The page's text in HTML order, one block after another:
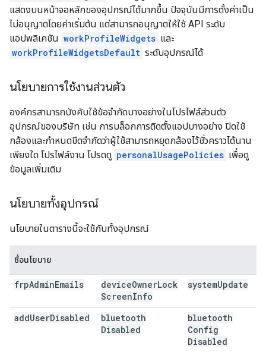
แสดงบนหน้าจอหลักของอุปกรณ์ได้มากขึ้น ปัจจุบันมีการตั้งค่าเป็น
ไม่อนุญาตโดยค่าเริ่มต้น แต่สามารถอนุญาตให้ใช้ API ระดับ
แอปพลิเคชัน workProfileWidgets และ
workProfileWidgetsDefault ระดับอุปกรณ์ได้
นโยบายการใช้งานส่วนตัว
องค์กรสามารถบังคับใช้ข้อจำกัดบางอย่างในโปรไฟล์ส่วนตัว
อุปกรณ์ของบริษัท เช่น การบล็อกการติดตั้งแอปบางอย่าง ปิดใช้
กล้องและกำหนดขีดจำกัดว่าผู้ใช้สามารถหยุดกล้องไว้ชั่วคราวได้นาน
เพียงใด โปรไฟล์งาน โปรดดู personalUsagePolicies เพื่อดู
ข้อมูลเพิ่มเติม
นโยบายทั้งอุปกรณ์
นโยบายในตารางนี้จะใช้กับทั้งอุปกรณ์
ชื่อนโยบาย
frpAdminEmails deviceOwnerLock
ScreenInfo
systemUpdate
addUserDisabled
bluetooth
Disabled
bluetooth
Config
Disabled